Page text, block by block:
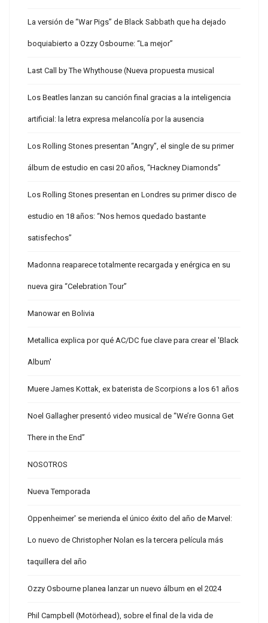
La versión de “War Pigs” de Black Sabbath que ha dejado
boquiabierto a Ozzy Osbourne: “La mejor”
Last Call by The Whythouse (Nueva propuesta musical
Los Beatles lanzan su canción final gracias a la inteligencia
artificial: la letra expresa melancolía por la ausencia
Los Rolling Stones presentan “Angry”, el single de su primer
álbum de estudio en casi 20 años, “Hackney Diamonds”
Los Rolling Stones presentan en Londres su primer disco de
estudio en 18 años: “Nos hemos quedado bastante
satisfechos”
Madonna reaparece totalmente recargada y enérgica en su
nueva gira “Celebration Tour”
Manowar en Bolivia
Metallica explica por qué AC/DC fue clave para crear el 'Black
Album'
Muere James Kottak, ex baterista de Scorpions a los 61 años
Noel Gallagher presentó video musical de “We’re Gonna Get
There in the End”
NOSOTROS
Nueva Temporada
Oppenheimer' se merienda el único éxito del año de Marvel:
Lo nuevo de Christopher Nolan es la tercera película más
taquillera del año
Ozzy Osbourne planea lanzar un nuevo álbum en el 2024
Phil Campbell (Motörhead), sobre el final de la vida de